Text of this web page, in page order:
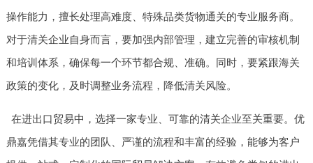
操作能力，擅长处理高难度、特殊品类货物通关的专业服务商。
对于清关企业自身而言，要加强内部管理，建立完善的审核机制
和培训体系，确保每一个环节都合规、准确。同时，要紧跟海关
政策的变化，及时调整业务流程，降低清关风险。
在进出口贸易中，选择一家专业、可靠的清关企业至关重要。优
鼎嘉凭借其专业的团队、严谨的流程和丰富的经验，能够为客户